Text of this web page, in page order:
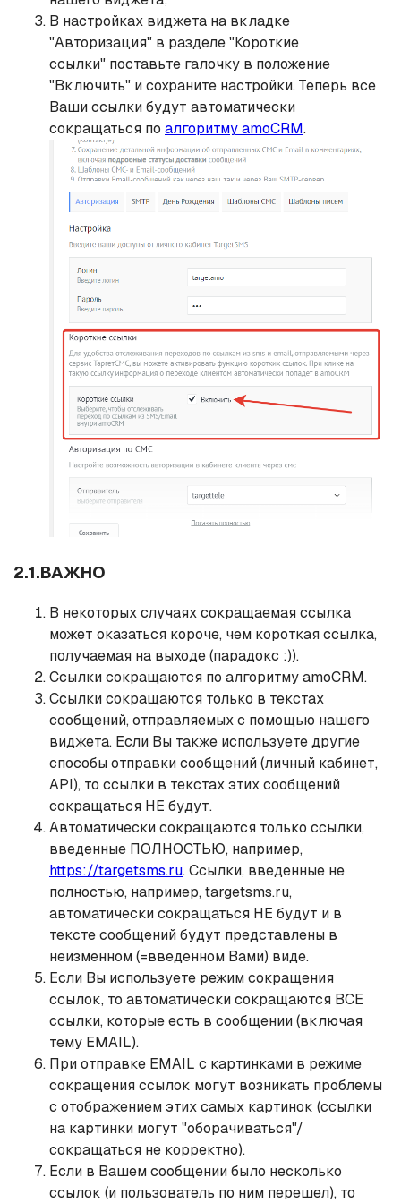
В настройках виджета на вкладке
"Авторизация" в разделе "Короткие
ссылки" поставьте галочку в положение
"Включить" и сохраните настройки. Теперь все
Ваши ссылки будут автоматически
сокращаться по алгоритму amoCRM.
2.1.ВАЖНО
В некоторых случаях сокращаемая ссылка
может оказаться короче, чем короткая ссылка,
получаемая на выходе (парадокс :)).
Ссылки сокращаются по алгоритму amoCRM.
Ссылки сокращаются только в текстах
сообщений, отправляемых с помощью нашего
виджета. Если Вы также используете другие
способы отправки сообщений (личный кабинет,
API), то ссылки в текстах этих сообщений
сокращаться НЕ будут.
Автоматически сокращаются только ссылки,
введенные ПОЛНОСТЬЮ, например,
https://targetsms.ru. Ссылки, введенные не
полностью, например, targetsms.ru,
автоматически сокращаться НЕ будут и в
тексте сообщений будут представлены в
неизменном (=введенном Вами) виде.
Если Вы используете режим сокращения
ссылок, то автоматически сокращаются ВСЕ
ссылки, которые есть в сообщении (включая
тему EMAIL).
При отправке EMAIL с картинками в режиме
сокращения ссылок могут возникать проблемы
с отображением этих самых картинок (ссылки
на картинки могут "оборачиваться"/
сокращаться не корректно).
Если в Вашем сообщении было несколько
ссылок (и пользователь по ним перешел), то